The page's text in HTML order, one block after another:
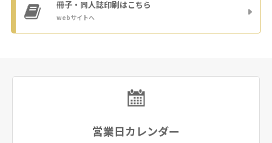
冊子・同人誌印刷はこちら
webサイトへ
営業日カレンダー